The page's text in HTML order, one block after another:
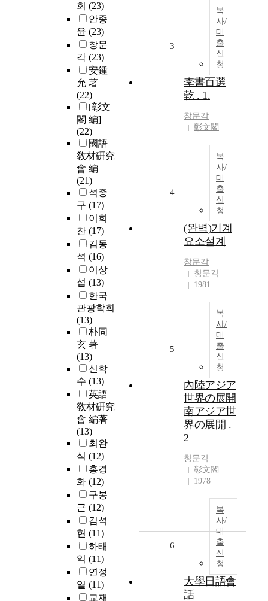
회 (23)
안종
윤 (23)
창문
각 (23)
安鍾
允 著
(22)
[彰文
閣 編]
(22)
國語
敎材硏究
會 編
(21)
석종
구 (17)
이희
찬 (17)
김동
석 (16)
이상
섭 (13)
한국
관광학회
(13)
朴同
玄 著
(13)
신학
수 (13)
英語
敎材硏究
會 編著
(13)
최완
식 (12)
홍경
화 (12)
구봉
근 (12)
김석
현 (11)
하태
익 (11)
연정
열 (11)
교재
복
사/
대
출
신
청
3
李書百選
乾 . 1.
창문각
彰文閣
복
사/
대
출
신
청
4
(완벽)기계
요소설계
창문각
창문각
1981
복
사/
대
출
신
청
5
內陸アジア
世界の展開
南アジア世
界の展開 .
2
창문각
彰文閣
1978
복
사/
대
출
신
청
6
大學日語會
話